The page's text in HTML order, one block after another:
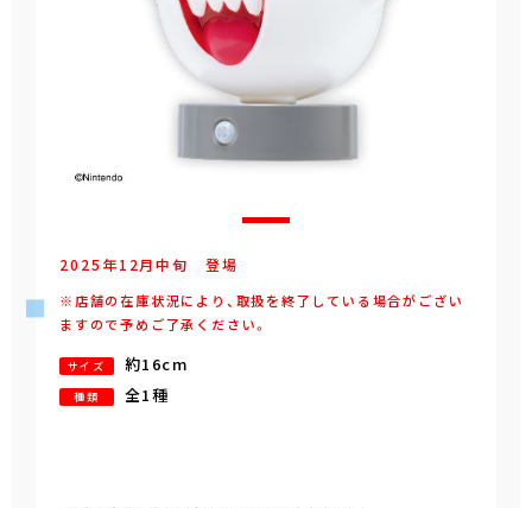
2025年12月中旬 登場
※店舗の在庫状況により、取扱を終了している場合がござい
ますので予めご了承ください。
サイズ 約16cm
種類 全1種